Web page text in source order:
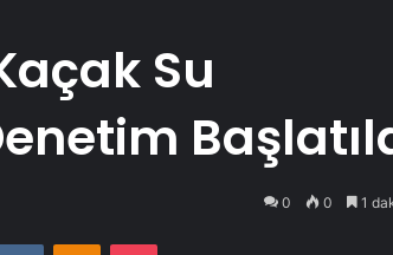
Su
0 0 1
VKontakteOdnoklassniki
Pocket